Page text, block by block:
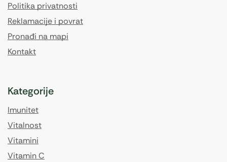
Politika privatnosti
Reklamacije i povrat
Pronađi na mapi
Kontakt
Kategorije
Imunitet
Vitalnost
Vitamini
Vitamin C